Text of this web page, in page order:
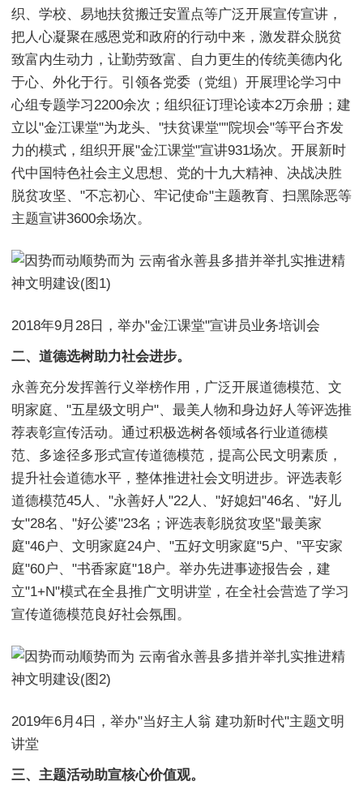
织、学校、易地扶贫搬迁安置点等广泛开展宣传宣讲，
把人心凝聚在感恩党和政府的行动中来，激发群众脱贫
致富内生动力，让勤劳致富、自力更生的传统美德内化
于心、外化于行。引领各党委（党组）开展理论学习中
心组专题学习2200余次；组织征订理论读本2万余册；建
立以"金江课堂"为龙头、"扶贫课堂""院坝会"等平台齐发
力的模式，组织开展"金江课堂"宣讲931场次。开展新时
代中国特色社会主义思想、党的十九大精神、决战决胜
脱贫攻坚、"不忘初心、牢记使命"主题教育、扫黑除恶等
主题宣讲3600余场次。
2018年9月28日，举办"金江课堂"宣讲员业务培训会
二、道德选树助力社会进步。
永善充分发挥善行义举榜作用，广泛开展道德模范、文
明家庭、"五星级文明户"、最美人物和身边好人等评选推
荐表彰宣传活动。通过积极选树各领域各行业道德模
范、多途径多形式宣传道德模范，提高公民文明素质，
提升社会道德水平，整体推进社会文明进步。评选表彰
道德模范45人、"永善好人"22人、"好媳妇"46名、"好儿
女"28名、"好公婆"23名；评选表彰脱贫攻坚"最美家
庭"46户、文明家庭24户、"五好文明家庭"5户、"平安家
庭"60户、"书香家庭"18户。举办先进事迹报告会，建
立"1+N"模式在全县推广文明讲堂，在全社会营造了学习
宣传道德模范良好社会氛围。
2019年6月4日，举办"当好主人翁 建功新时代"主题文明
讲堂
三、主题活动助宣核心价值观。